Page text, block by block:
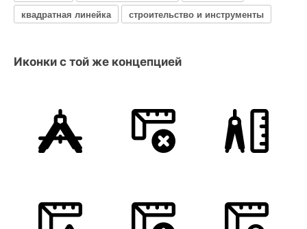
квадратная линейка
строительство и инструменты
Иконки с той же концепцией